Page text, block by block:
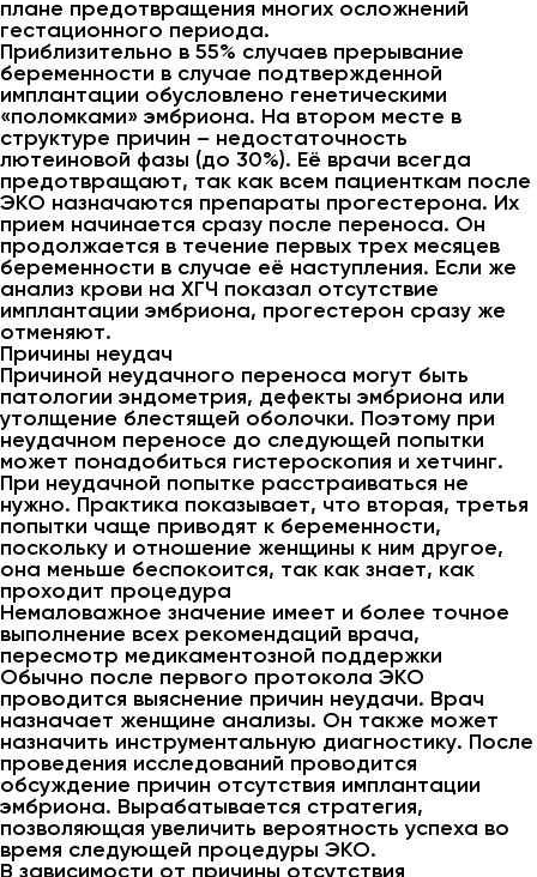
плане предотвращения многих осложнений
гестационного периода.
Приблизительно в 55% случаев прерывание
беременности в случае подтвержденной
имплантации обусловлено генетическими
«поломками» эмбриона. На втором месте в
структуре причин – недостаточность
лютеиновой фазы (до 30%). Её врачи всегда
предотвращают, так как всем пациенткам после
ЭКО назначаются препараты прогестерона. Их
прием начинается сразу после переноса. Он
продолжается в течение первых трех месяцев
беременности в случае её наступления. Если же
анализ крови на ХГЧ показал отсутствие
имплантации эмбриона, прогестерон сразу же
отменяют.
Причины неудач
Причиной неудачного переноса могут быть
патологии эндометрия, дефекты эмбриона или
утолщение блестящей оболочки. Поэтому при
неудачном переносе до следующей попытки
может понадобиться гистероскопия и хетчинг.
При неудачной попытке расстраиваться не
нужно. Практика показывает, что вторая, третья
попытки чаще приводят к беременности,
поскольку и отношение женщины к ним другое,
она меньше беспокоится, так как знает, как
проходит процедура
Немаловажное значение имеет и более точное
выполнение всех рекомендаций врача,
пересмотр медикаментозной поддержки
Обычно после первого протокола ЭКО
проводится выяснение причин неудачи. Врач
назначает женщине анализы. Он также может
назначить инструментальную диагностику. После
проведения исследований проводится
обсуждение причин отсутствия имплантации
эмбриона. Вырабатывается стратегия,
позволяющая увеличить вероятность успеха во
время следующей процедуры ЭКО.
В зависимости от причины отсутствия